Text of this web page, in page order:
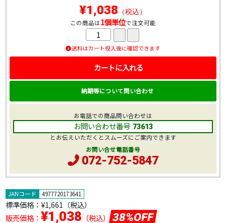
JANコード 4977720173641
標準価格： ¥1,661 （税込）
販売価格： ¥1,038 （税込） 38%OFF
¥1,038 （税込）
この商品は1個単位で注文可能
送料はカート投入後に確認できます
カートに入れる
納期等について問い合わせ
お電話での商品問い合わせは
お問い合わせ番号 73613
とお伝えいただくとスムーズにご案内できます
お問い合せ電話番号
072-752-5847